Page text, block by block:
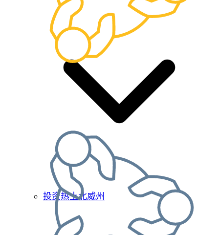
投资热土北威州